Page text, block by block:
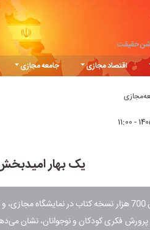
حقیقت
اقتصاد مجازی جامعه مجازی
یک بهار
فروش 700 هزار نسخه کتاب در نمایشگاه
پرورش فکری کودکان و نوجوانان، نشان